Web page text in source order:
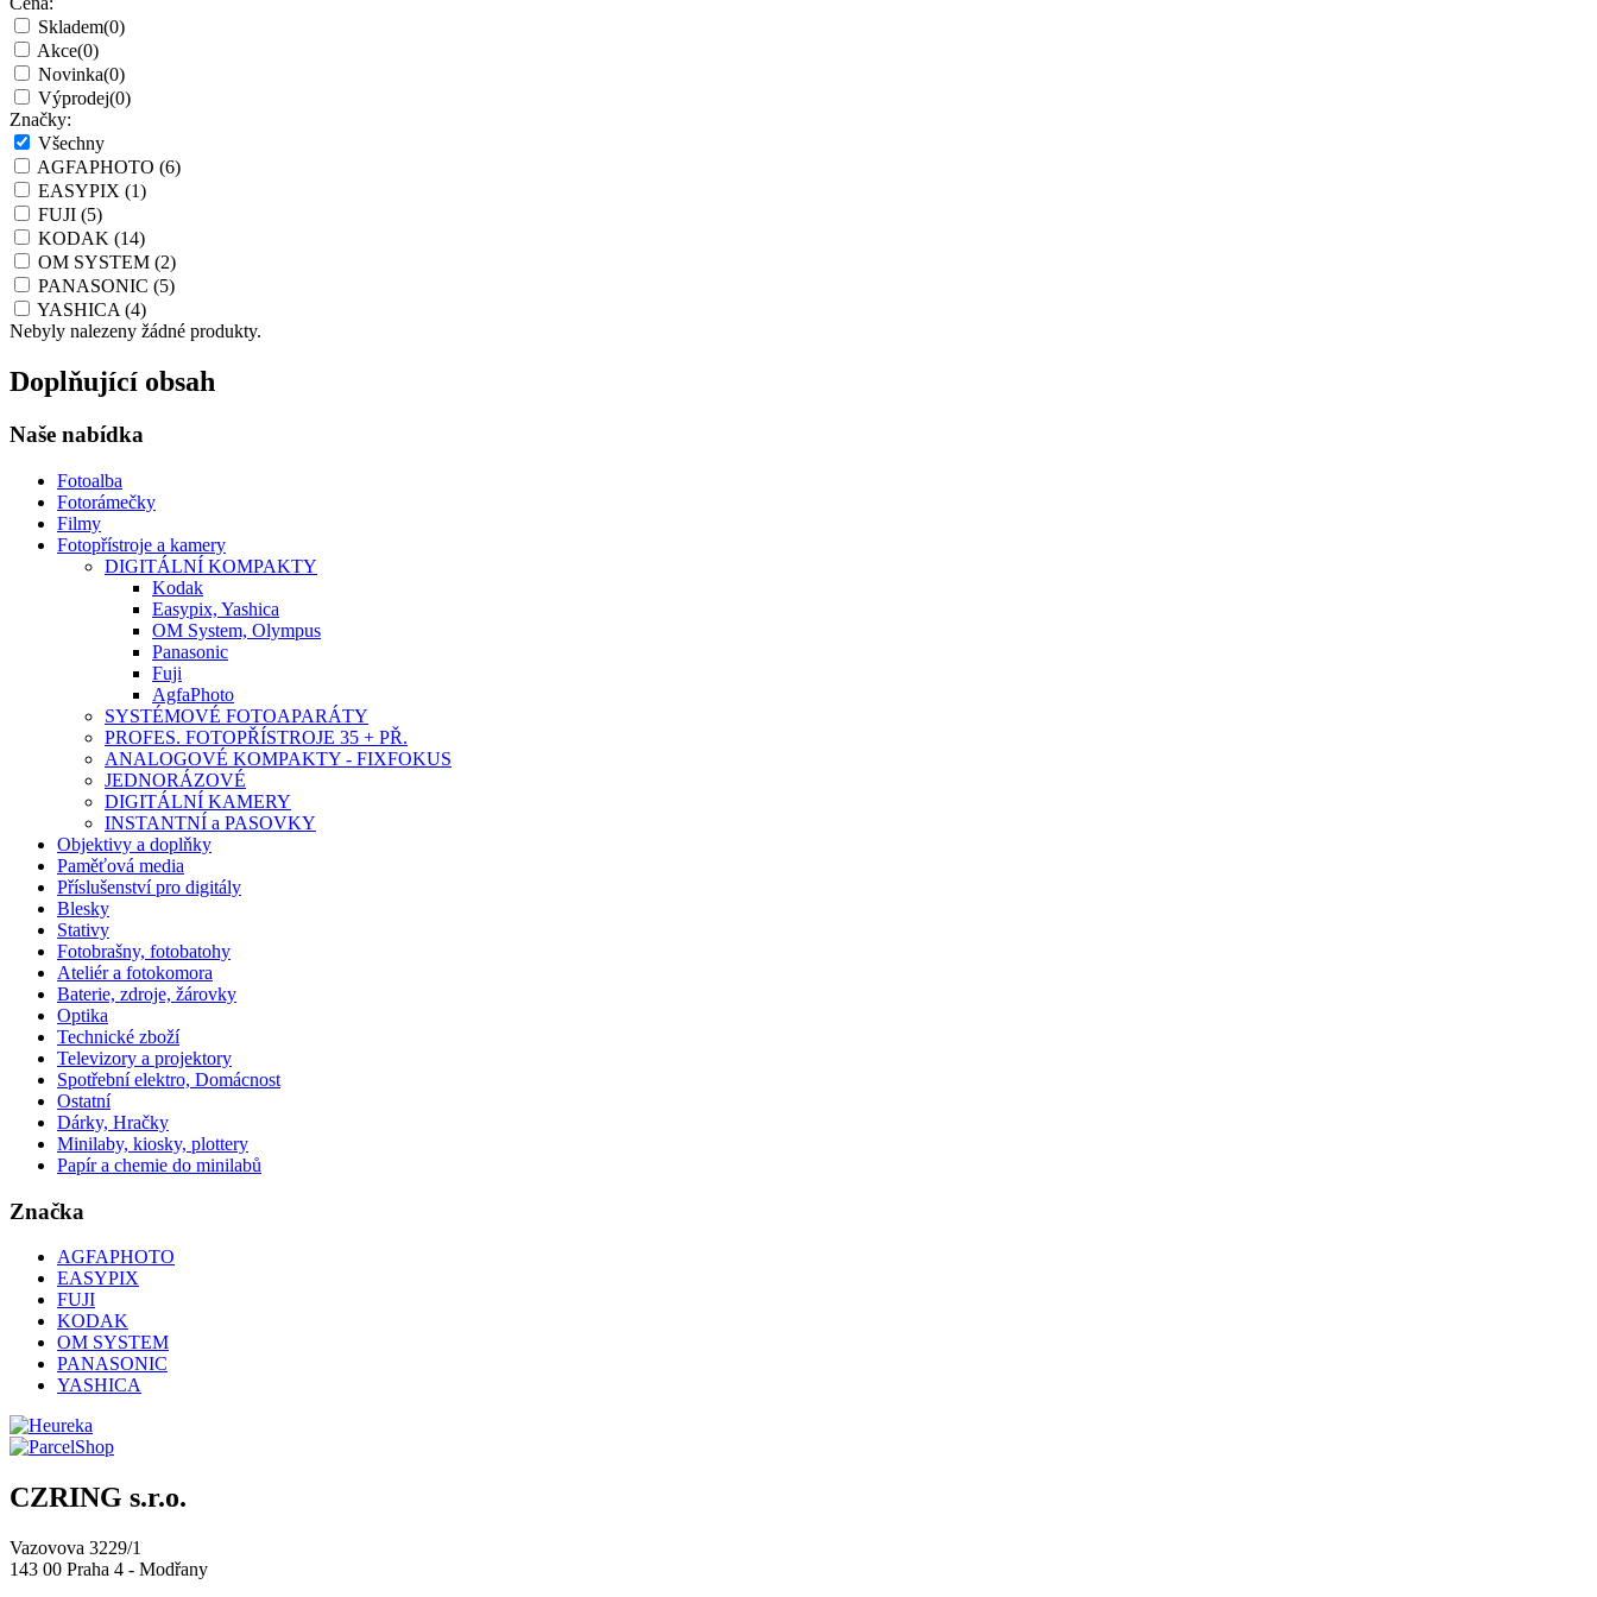
Skladem(0)
Akce(0)
Novinka(0)
Výprodej(0)
Značky:
Všechny
AGFAPHOTO (6)
EASYPIX (1)
FUJI (5)
KODAK (14)
OM SYSTEM (2)
PANASONIC (5)
YASHICA(4)
Nebyly nalezeny žádné produkty.
Doplňující obsah
Naše nabídka
Fotoalba
Fotorámečky
Filmy
Fotopřístroje a kamery
DIGITÁLNÍ KOMPAKTY
Kodak
Easypix, Yashica
OM System, Olympus
Panasonic
Fuji
AgfaPhoto
SYSTÉMOVÉ FOTOAPARÁTY
PROFES. FOTOPŘÍSTROJE 35 + PŘ.
ANALOGOVÉ KOMPAKTY - FIXFOKUS
JEDNORÁZOVÉ
DIGITÁLNÍ KAMERY
INSTANTNÍ a PASOVKY
Objektivy a doplňky
Paměťová media
Příslušenství pro digitály
Blesky
Stativy
Fotobrašny, fotobatohy
Ateliér a fotokomora
Baterie, zdroje, žárovky
Optika
Technické zboží
Televizory a projektory
Spotřební elektro, Domácnost
Ostatní
Dárky, Hračky
Minilaby, kiosky, plottery
Papír a chemie do minilabů
Značka
AGFAPHOTO
EASYPIX
FUJI
KODAK
OM SYSTEM
PANASONIC
YASHICA
CZRING s.r.o.
Vazovova 3229/1
143 00 Praha 4 - Modřany